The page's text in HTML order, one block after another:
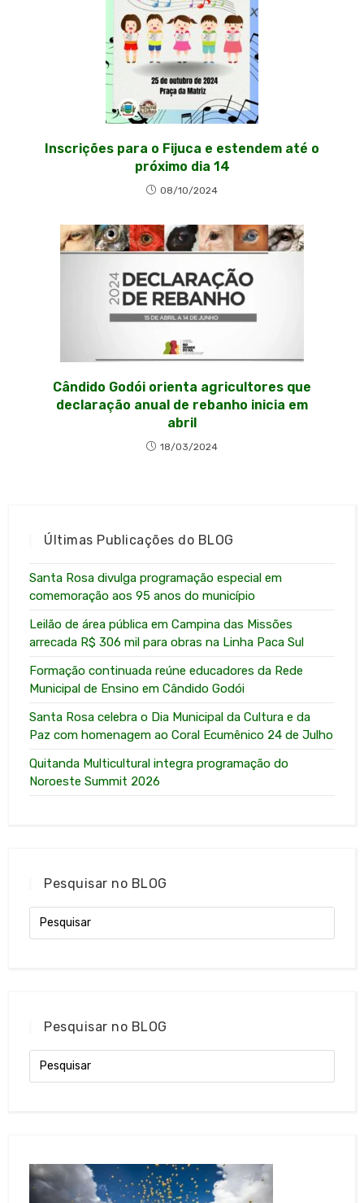
Inscrições para o Fijuca e estendem até o
próximo dia 14
08/10/2024
Cândido Godói orienta agricultores que
declaração anual de rebanho inicia em
abril
18/03/2024
Últimas Publicações do BLOG
Santa Rosa divulga programação especial em
comemoração aos 95 anos do município
Leilão de área pública em Campina das Missões
arrecada R$ 306 mil para obras na Linha Paca Sul
Formação continuada reúne educadores da Rede
Municipal de Ensino em Cândido Godói
Santa Rosa celebra o Dia Municipal da Cultura e da
Paz com homenagem ao Coral Ecumênico 24 de Julho
Quitanda Multicultural integra programação do
Noroeste Summit 2026
Pesquisar no BLOG
Pesquisar no BLOG